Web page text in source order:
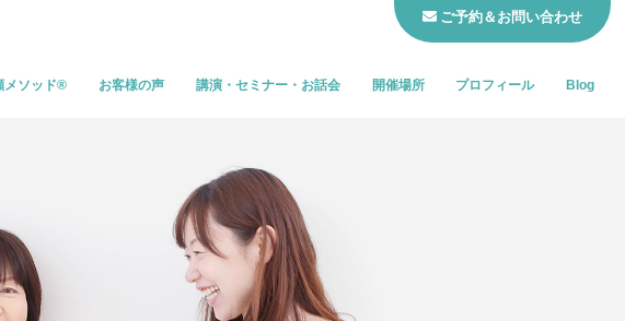
ご予約＆お問い合わせ
メソッド® お客様の声 講演・セミナー・お話会 開催場所 プロフィール Blog